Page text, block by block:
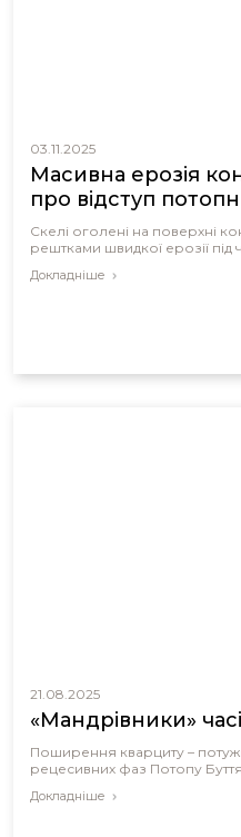
03.11.2025
Масивна ерозія
про відступ
Скелі оголені на поверхні
рештками швидкої ерозії під
Докладніше
21.08.2025
«Мандрівники»
Поширення кварциту –
рецесивних фаз Потопу
Докладніше